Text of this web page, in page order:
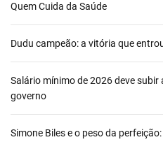
Quem Cuida da Saúde
Dudu campeão: a vitória que
Salário mínimo de 2026 deve subir
governo
Simone Biles e o peso da